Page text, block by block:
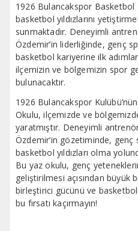
1926 Bulancakspor Basketbol
basketbol yıldızlarını
sunmaktadır. Deneyimli
Özdemir’in liderliğinde, genç
basketbol kariyerine ilk
ilçemizin ve bölgemizin spor
bulunacaktır.
1926 Bulancakspor
Okulu, ilçemizde ve
yaratmıştır. Deneyimli
Özdemir’in gözetiminde, genç
basketbol yıldızları olma
Bu yaz okulu, genç
geliştirilmesi açısından büyük
birleştirici gücünü ve
bu fırsatı kaçırmayın!